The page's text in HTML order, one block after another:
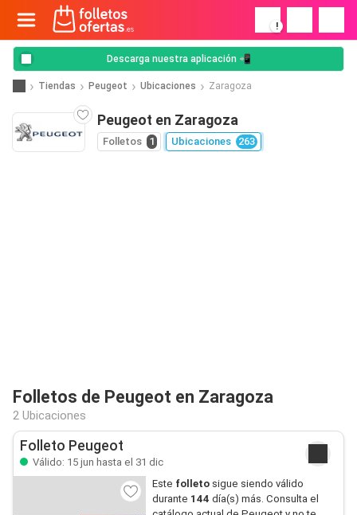
!
Descarga nuestra aplicación 📲
Tiendas Peugeot Ubicaciones Zaragoza
Peugeot en Zaragoza
Folletos 1 Ubicaciones 263
Folletos de Peugeot en Zaragoza
2 Ubicaciones
Folleto Peugeot
Válido: 15 jun hasta el 31 dic
Este folletosigue siendo válido
durante 144 día(s) más. Consulta el